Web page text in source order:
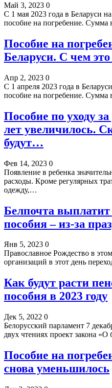
Май 3, 2023 0
С 1 мая 2023 года в Беларуси
пособие на погребение. Сумма
Пособие на
Беларуси. С чем это
Апр 2, 2023 0
С 1 апреля 2023 года в
пособие на погребение. Сумма
Пособие по уходу
лет увеличилось.
будут…
Фев 14, 2023 0
Появление в ребенка
расходы. Кроме регулярных
одежду,…
Белпочта
пособия – из-за
Янв 5, 2023 0
Православное Рождество в
организаций в этот день
Как будут расти
пособия в 2023 году
Дек 5, 2022 0
Белорусский парламент 7
двух чтениях проект закона
Пособие на
снова уменьшилось